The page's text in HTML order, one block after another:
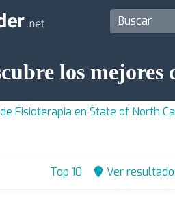
los
Fisioterapia en State of North
Top 10 Ver